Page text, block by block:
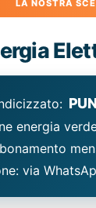
energia
via